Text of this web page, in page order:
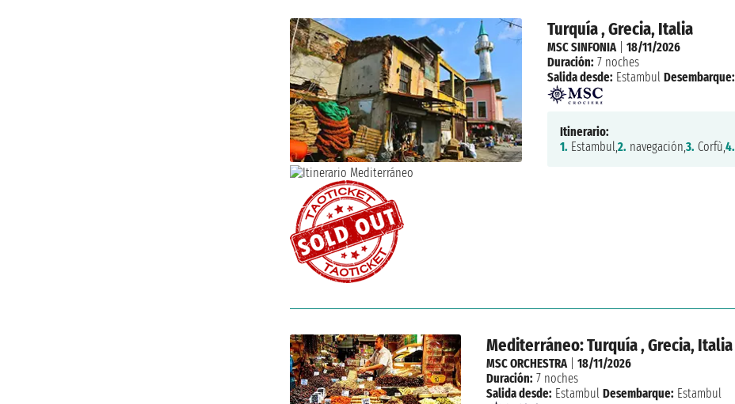
Turquía , Grecia, Italia
MSC SINFONIA| 18/11/2026
Duración: 7 noches
Salida desde: Estambul Desembarque:
Itinerario:
1. Estambul, 2. navegación, 3. Corfù, 4.
Mediterráneo: Turquía , Grecia, Italia
MSC ORCHESTRA|18/11/2026
Duración: 7 noches
Salida desde: Estambul Desembarque: Estambul